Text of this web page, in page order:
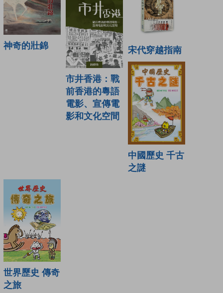
神奇的壯錦
市井香港：戰
前香港的粵語
電影、宣傳電
影和文化空間
宋代穿越指南
中國歷史 千古
之謎
世界歷史 傳奇
之旅